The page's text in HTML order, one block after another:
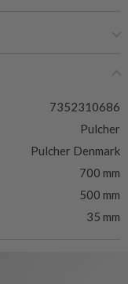
7352310686
Pulcher
Pulcher Denmark
700 mm
500 mm
35 mm